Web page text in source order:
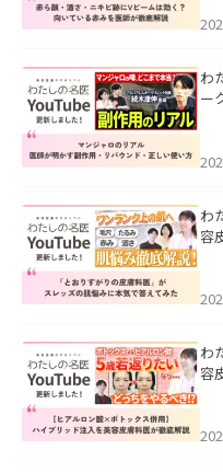
し
わ
ー
た
わ
容
わ
容
た